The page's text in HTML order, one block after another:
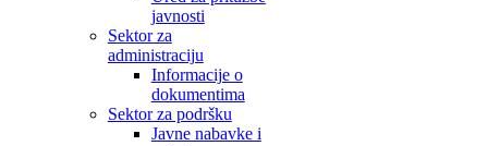
javnosti
Sektor za
administraciju
Informacije o
dokumentima
Sektor za podršku
Javne nabavke i